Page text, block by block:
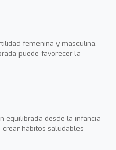
femenina y masculina.
puede favorecer la
equilibrada desde la infancia
hábitos saludables